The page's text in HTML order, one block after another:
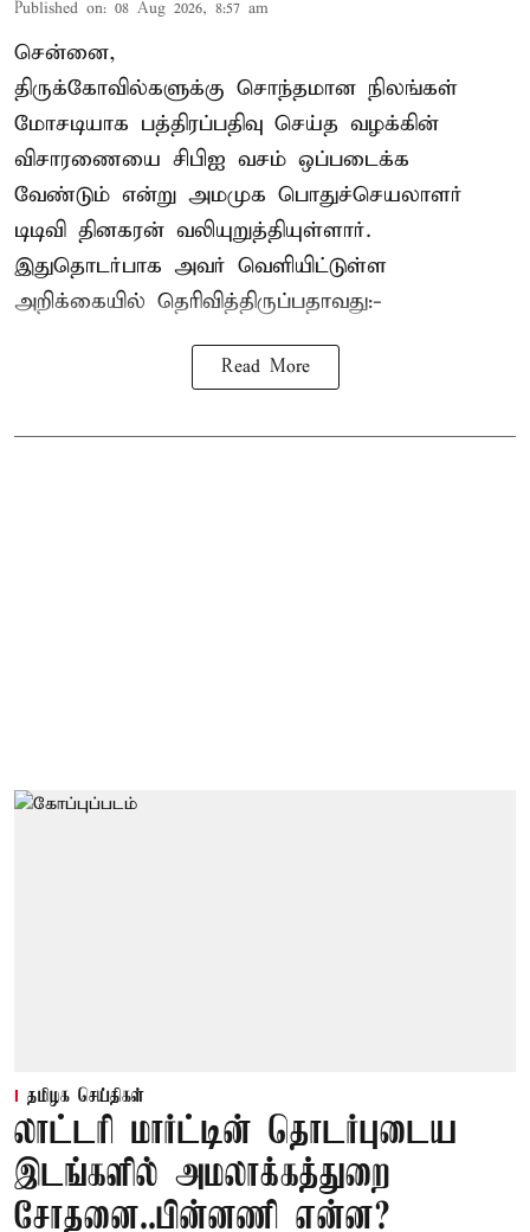
Published on: 08 Aug 2026, 8:57 am
சென்னை,
திருக்கோவில்களுக்கு சொந்தமான நிலங்கள்
மோசடியாக பத்திரப்பதிவு செய்த வழக்கின்
விசாரணையை சிபிஐ வசம் ஒப்படைக்க
வேண்டும் என்று அமமுக பொதுச்செயலாளர்
டிடிவி தினகரன் வலியுறுத்தியுள்ளார்.
இதுதொடர்பாக அவர் வெளியிட்டுள்ள
அறிக்கையில் தெரிவித்திருப்பதாவது:-
Read More
தமிழக செய்திகள்
லாட்டரி மார்ட்டின் தொடர்புடைய
இடங்களில் அமலாக்கத்துறை
சோதனை..பின்னணி என்ன?